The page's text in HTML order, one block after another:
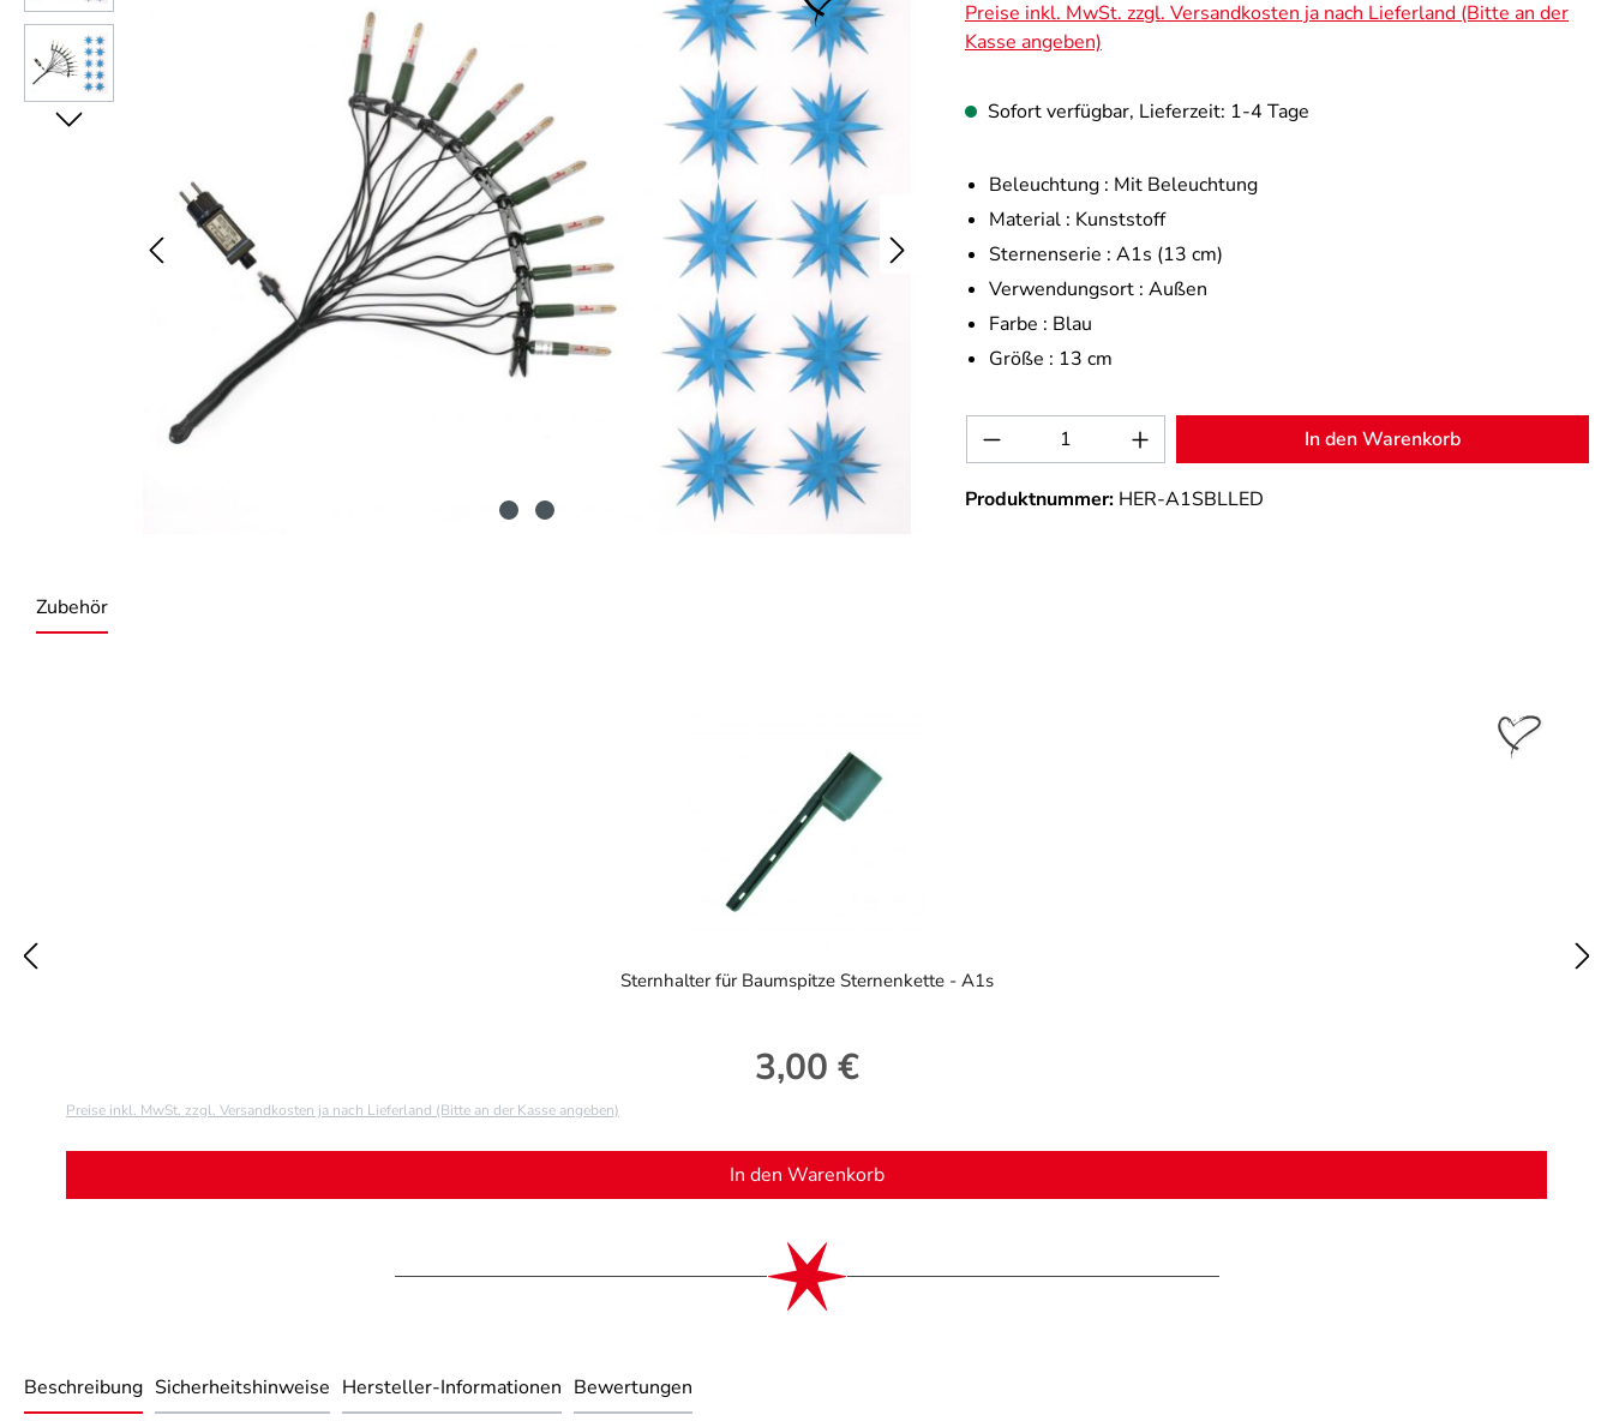
Preise inkl. MwSt. zzgl. Versandkosten ja nach Lieferland (Bitte an der
Kasse angeben)
Sofort verfügbar, Lieferzeit: 1-4 Tage
Beleuchtung : Mit Beleuchtung
Material : Kunststoff
Sternenserie : A1s (13 cm)
Verwendungsort : Außen
Farbe : Blau
Größe : 13 cm
Produkt Anzahl: Gib den gewünschten Wert ein
In den Warenkorb
Produktnummer: HER-A1SBLLED
Zubehör
Sternhalter für Baumspitze Sternenkette - A1s
Regulärer Preis:
3,00 €
Preise inkl. MwSt. zzgl. Versandkosten ja nach Lieferland (Bitte an der Kasse angeben)
In den Warenkorb
Beschreibung Sicherheitshinweise Hersteller-Informationen Bewertungen